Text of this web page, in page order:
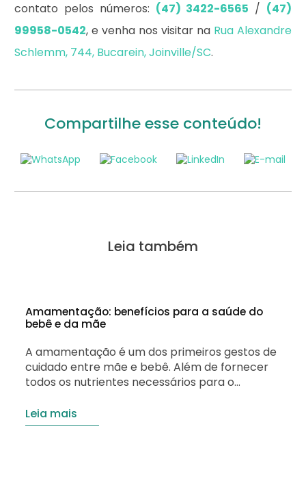
contato pelos números: (47) 3422-6565 / (47)
99958-0542, e venha nos visitar na Rua Alexandre
Schlemm, 744, Bucarein, Joinville/SC.
Compartilhe esse conteúdo!
Leia também
Amamentação: benefícios para a saúde do
bebê e da mãe
A amamentação é um dos primeiros gestos de
cuidado entre mãe e bebê. Além de fornecer
todos os nutrientes necessários para o
meses de vida, ela também traz benefícios
importantes para a saúde materna. O
Leia mais